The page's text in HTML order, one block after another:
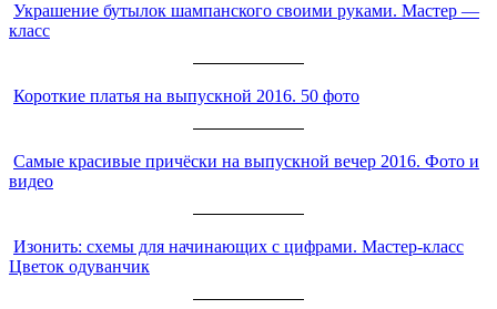
Украшение бутылок шампанского своими руками. Мастер —
класс
Короткие платья на выпускной 2016. 50 фото
Самые красивые причёски на выпускной вечер 2016. Фото и
видео
Изонить: схемы для начинающих с цифрами. Мастер-класс
Цветок одуванчик